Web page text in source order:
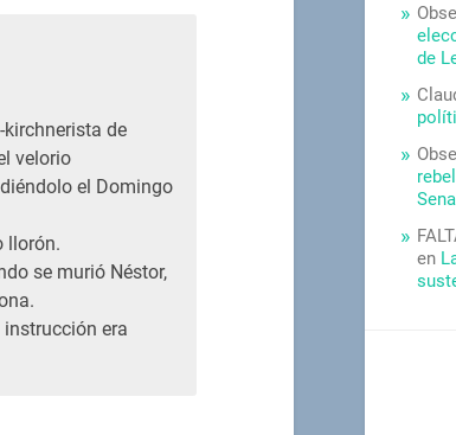
de
velorio
el Domingo
llorón.
se murió Néstor,
instrucción era
de
en